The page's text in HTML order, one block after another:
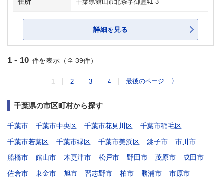
住所 千葉県館山市北条字御霊41-3
詳細を見る
1 - 10 件を表示（全 39件）
1 2 3 4 最後のページ 〉
千葉県の市区町村から探す
千葉市 千葉市中央区 千葉市花見川区
千葉市稲毛区
千葉市若葉区
千葉市緑区 千葉市美浜区 銚子市
市川市
船橋市
館山市 木更津市 松戸市 野田市 茂原市
成田市
佐倉市
東金市 旭市 習志野市 柏市 勝浦市
市原市